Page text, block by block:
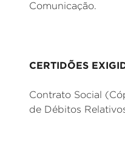
Comunicação.
CERTIDÕES
Contrato Social
de Débitos